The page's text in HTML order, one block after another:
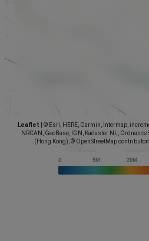
Leaflet
© Esri, HERE, Garmin, Intermap,
NRCAN, GeoBase, IGN, Kadaster NL,
(Hong Kong), © OpenStreetMap